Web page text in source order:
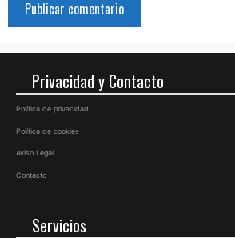
Privacidad y Contacto
Política de privacidad
Política de cookies
Aviso Legal
Contacto
Servicios